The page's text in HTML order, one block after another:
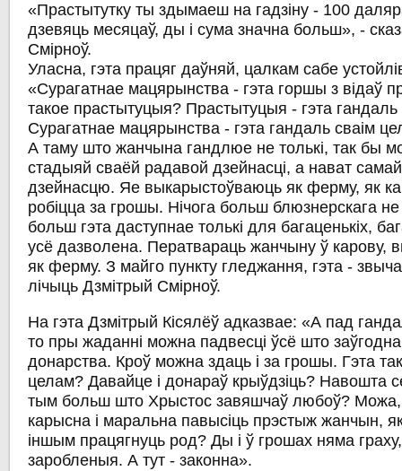
«Прастытутку ты здымаеш на гадзіну - 100
дзевяць месяцаў, ды і сума значна больш», -
Смірноў.
Уласна, гэта працяг даўняй, цалкам сабе
«Сурагатнае мацярынства - гэта горшы з відаў
такое прастытуцыя? Прастытуцыя - гэта
Сурагатнае мацярынства - гэта гандаль сваім
А таму што жанчына гандлюе не толькі, так бы
стадыяй сваёй радавой дзейнасці, а нават
дзейнасцю. Яе выкарыстоўваюць як ферму, як
робіцца за грошы. Нічога больш блюзнерскага
больш гэта даступнае толькі для багаценькіх,
усё дазволена. Ператвараць жанчыну ў карову,
як ферму. З майго пункту гледжання, гэта -
лічыць Дзмітрый Смірноў.
На гэта Дзмітрый Кісялёў адказвае: «А пад
то пры жаданні можна падвесці ўсё што
донарства. Кроў можна здаць і за грошы. Гэта
целам? Давайце і донараў крыўдзіць? Навошта
тым больш што Хрыстос завяшчаў любоў?
карысна і маральна павысіць прэстыж жанчын,
іншым працягнуць род? Ды і ў грошах няма
заробленыя. А тут - законна».